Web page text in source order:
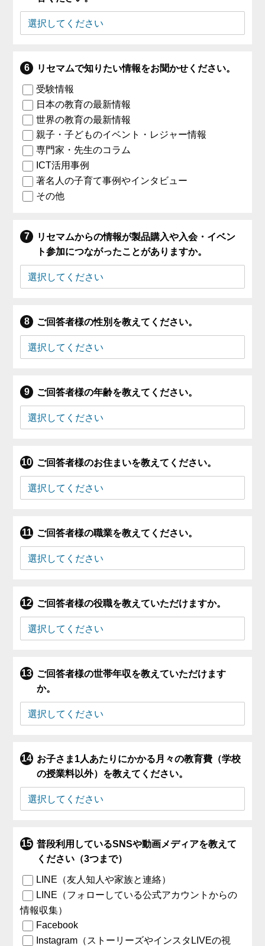
リセマムで知りたい情報をお聞かせください。
受験情報
日本の教育の最新情報
世界の教育の最新情報
親子・子どものイベント・レジャー情報
専門家・先生のコラム
ICT活用事例
著名人の子育て事例やインタビュー
その他
リセマムからの情報が製品購入や入会・イベン
ト参加につながったことがありますか。
ご回答者様の性別を教えてください。
ご回答者様の年齢を教えてください。
ご回答者様のお住まいを教えてください。
ご回答者様の職業を教えてください。
ご回答者様の役職を教えていただけますか。
ご回答者様の世帯年収を教えていただけます
か。
お子さま1人あたりにかかる月々の教育費（学校
の授業料以外）を教えてください。
普段利用しているSNSや動画メディアを教えて
ください（3つまで）
LINE（友人知人や家族と連絡）
LINE（フォローしている公式アカウントからの
情報収集）
Facebook
Instagram（ストーリーズやインスタLIVEの視